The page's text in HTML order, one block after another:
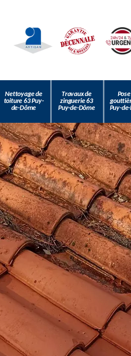
Nettoyage de
toiture 63 Puy-
de-Dôme
Travaux de
zinguerie 63
Puy-de-Dôme
Puy-